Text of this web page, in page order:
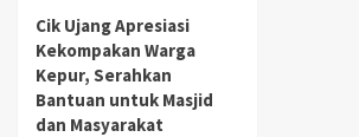
Cik Ujang Apresiasi
Kekompakan Warga
Kepur, Serahkan
Bantuan untuk Masjid
dan Masyarakat